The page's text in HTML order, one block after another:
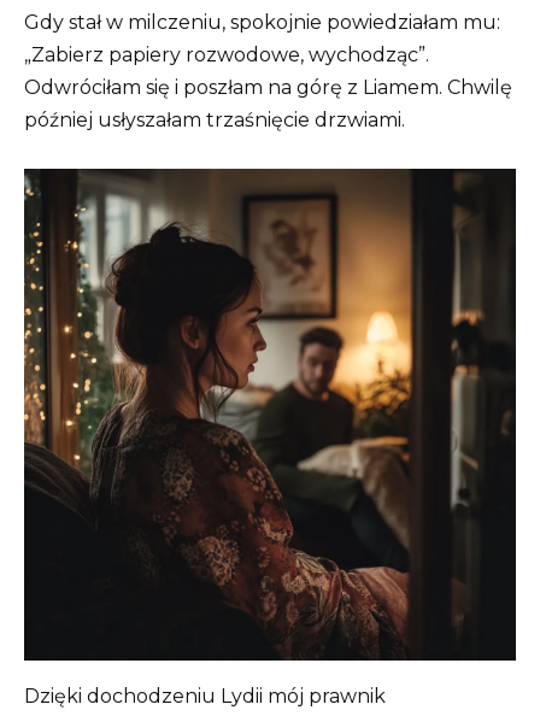
Gdy stał w milczeniu, spokojnie powiedziałam mu:
„Zabierz papiery rozwodowe, wychodząc”.
Odwróciłam się i poszłam na górę z Liamem. Chwilę
później usłyszałam trzaśnięcie drzwiami.
Dzięki dochodzeniu Lydii mój prawnik